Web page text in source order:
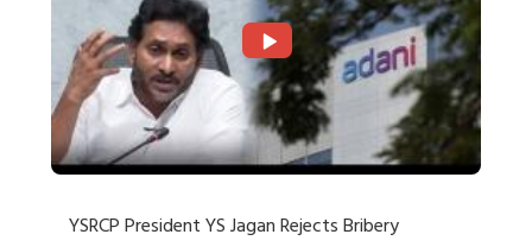
YSRCP President YS Jagan Rejects Bribery